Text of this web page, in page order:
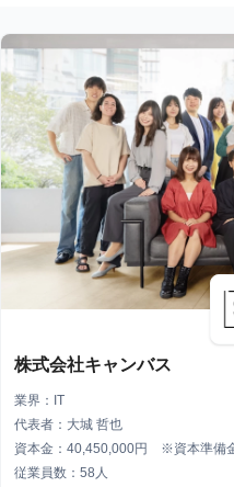
株式会社キャンバス
業界：IT
代表者：大城 哲也
資本金：40,450,000円 ※資本準備
従業員数：58人